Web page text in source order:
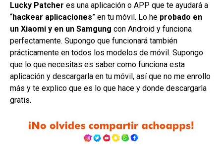
Lucky Patcher es una aplicación o APP que te ayudará a
“hackear aplicaciones” en tu móvil. Lo he probado en
un Xiaomi y en un Samgung con Android y funciona
perfectamente. Supongo que funcionará también
prácticamente en todos los modelos de móvil. Supongo
que lo que necesitas es saber como funciona esta
aplicación y descargarla en tu móvil, así que no me enrollo
más y te explico que es lo que hace y donde descargarla
gratis.